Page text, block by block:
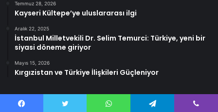
Temmuz 28, 2026
Kayseri Kültepe’ye uluslararası ilgi
Aralık 22, 2025
İstanbul Milletvekili Dr. Selim Temurci: Türkiye, yeni bir
siyasi döneme giriyor
Mayıs 15, 2026
Kırgızistan ve Türkiye İlişkileri Güçleniyor